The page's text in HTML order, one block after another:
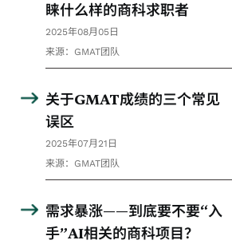
睐什么样的商科求职者
2025年08月05日
来源：GMAT团队
关于GMAT成绩的三个常见
误区
2025年07月21日
来源：GMAT团队
需求暴涨——到底要不要“入
手”AI相关的商科项目？